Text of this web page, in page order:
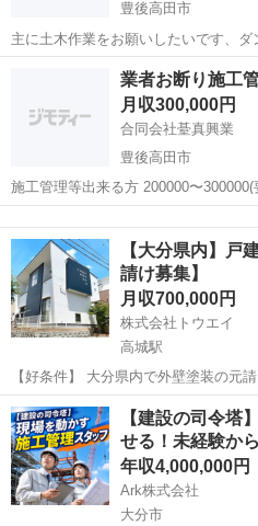
豊後高田市
主に土木作業をお願いしたいです、ダ
は日給月給です、8500〜10000
豊後高田市 大工
業者お断り施工
月収300,000円
合同会社䑓真興業
豊後高田市
施工管理等出来る方 200000〜
で宜しくお願いします。
【大分県内】
請け募集】
月収700,000円
株式会社トウエイ
高城駅
【好条件】 大分県内で外壁塗装の元請けをし
大分県で実績月15〜20棟程度 応援で入ってくれる職人さん（一人親
方・個人）探してます🙏 ・外壁塗装できる方 ・今後も継続してお願い
できる方歓迎です ...
大分 大分市 高城駅 その他
【建設の司令塔
せる！未経験か
年収4,000,000円
Ark株式会社
大分市